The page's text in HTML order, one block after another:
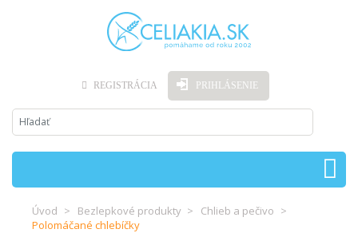
REGISTRÁCIA PRIHLÁSENIE
Úvod Bezlepkové produkty
Chlieb a pečivo
Polomáčané chlebíčky